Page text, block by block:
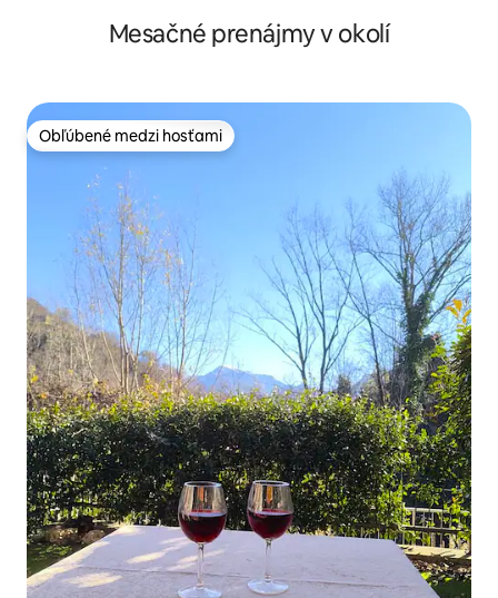
Mesačné prenájmy v okolí
Obľúbené medzi hosťami
Obľúbené medzi hosťami